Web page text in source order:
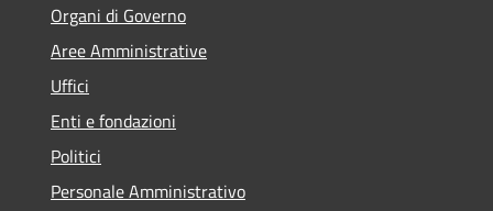
Organi di Governo
Aree Amministrative
Uffici
Enti e fondazioni
Politici
Personale Amministrativo